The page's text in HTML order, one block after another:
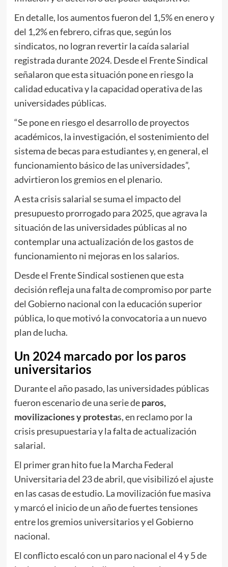
En detalle, los aumentos fueron del 1,5% en enero y
del 1,2% en febrero, cifras que, según los
sindicatos, no logran revertir la caída salarial
registrada durante 2024. Desde el Frente Sindical
señalaron que esta situación pone en riesgo la
calidad educativa y la capacidad operativa de las
universidades públicas.
“Se pone en riesgo el desarrollo de proyectos
académicos, la investigación, el sostenimiento del
sistema de becas para estudiantes y, en general, el
funcionamiento básico de las universidades”,
advirtieron los gremios en el plenario.
A esta crisis salarial se suma el impacto del
presupuesto prorrogado para 2025, que agrava la
situación de las universidades públicas al no
contemplar una actualización de los gastos de
funcionamiento ni mejoras en los salarios.
Desde el Frente Sindical sostienen que esta
decisión refleja una falta de compromiso por parte
del Gobierno nacional con la educación superior
pública, lo que motivó la convocatoria a un nuevo
plan de lucha.
Un 2024 marcado por los paros
universitarios
Durante el año pasado, las universidades públicas
fueron escenario de una serie deparos,
movilizaciones y protestas, en reclamo por la
crisis presupuestaria y la falta de actualización
salarial.
El primer gran hito fue la Marcha Federal
Universitaria del 23 de abril, que visibilizó el ajuste
en las casas de estudio. La movilización fue masiva
y marcó el inicio de un año de fuertes tensiones
entre los gremios universitarios y el Gobierno
nacional.
El conflicto escaló con un paro nacional el 4 y 5 de